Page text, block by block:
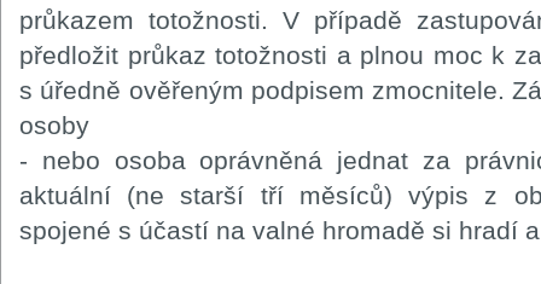
průkazem totožnosti. V případě
předložit průkaz totožnosti a plnou moc k
s úředně ověřeným podpisem zmocnitele.
osoby
- nebo osoba oprávněná jednat za
aktuální (ne starší tří měsíců) výpis z
spojené s účastí na valné hromadě si hradí